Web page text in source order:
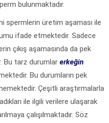
bulunmaktadır.
spermlerin üretim aşaması ile
ifade etmektedir. Sadece
çıkış aşamasında da pek
Bu tarz durumlar erkeğin
Bu durumların pek
Çeşitli araştırmalarla
ile ilgili verilere ulaşarak
çalışılmaktadır. Söz